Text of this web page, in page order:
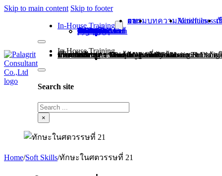
Skip to main content Skip to footer
In-House Training
หลักสูตร Growth Mindset
หลักสูตร Leadership Skill
หลักสูตร Teamwork and Collaboration
หลักสูตร Communication Skill
หลักสูตร Mind Map for Systematic Thinking
หลักสูตร Mindfulness at Work
หลักสูตร Complex problem solving & Decision making การแก้ปัญหาที่ซับซ้อนและการตัดสินใจ
ผลงานอบรมบทความMindfulness Activities เกี่ย
In-House Training
หลักสูตร Growth Mindset
หลักสูตร Leadership Skill
หลักสูตร Teamwork and Collaboration
หลักสูตร Communication Skill
หลักสูตร Mind Map for Systematic Thinking
หลักสูตร Mindfulness at Work
หลักสูตร Complex problem solving & Decision making การแก้ปัญหาที่ซับซ้อนและก
ผลงานอบรม
บทความ
Mindfulness Activities
เกี่ยวกับเรา
ติดต่อเรา
Search site
Search
×
Home/Soft Skills/ทักษะในศตวรรษที่ 21